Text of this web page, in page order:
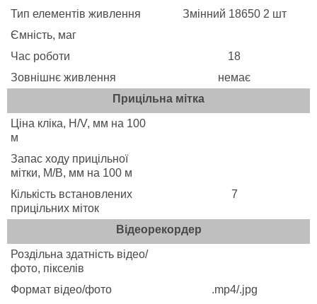
Тип елементів живлення
Змінний 18650 2 шт
Ємність, маг
Час роботи
18
Зовнішнє живлення
немає
Прицільна мітка
Ціна кліка, H/V, мм на 100
м
Запас ходу прицільної
мітки, М/В, мм на 100 м
Кількість встановлених
прицільних міток
7
Відеорекордер
Роздільна здатність відео/
фото, пікселів
Формат відео/фото
.mp4/.jpg